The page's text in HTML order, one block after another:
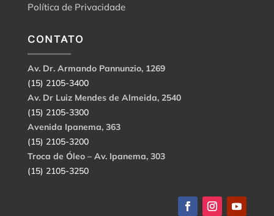
Política de Privacidade
CONTATO
Av. Dr. Armando Pannunzio, 1269
(15) 2105-3400
Av. Dr Luiz Mendes de Almeida, 2540
(15) 2105-3300
Avenida Ipanema, 363
(15) 2105-3200
Troca de Óleo – Av. Ipanema, 303
(15) 2105-3250